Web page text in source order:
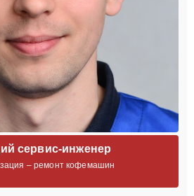
сервис-инженер
– ремонт кофемашин